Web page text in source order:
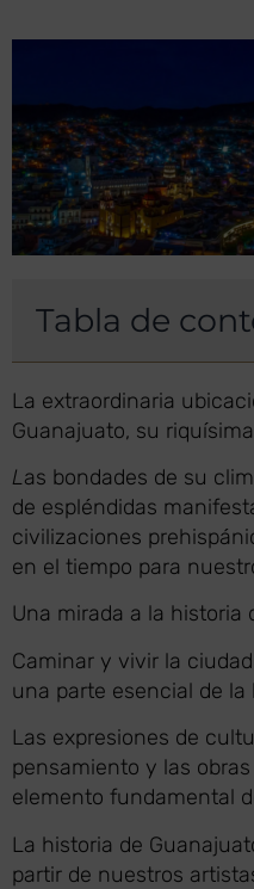
Tabla de
La extraordinaria
Guanajuato, su
Las bondades de su
de espléndidas
civilizaciones
en el tiempo para
Una mirada a la historia
Caminar y vivir la
una parte esencial de la
Las expresiones de
pensamiento y las
elemento fundamental
La historia de
partir de nuestros